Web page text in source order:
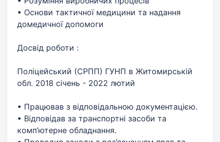
• Основи тактичної медицини та надання
домедичної допомоги
Досвід роботи :
Поліцейський (СРПП) ГУНП в Житомирській
обл. 2018 січень - 2022 лютий
• Працював з відповідальною документацією.
• Відповідав за транспортні засоби та
комп’ютерне обладнання.